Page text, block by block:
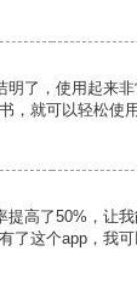
明了，使用起来
，就可以轻松使用
高了50%，让
了这个app，我